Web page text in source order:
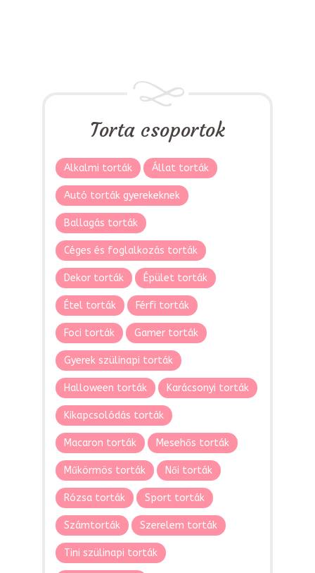
Torta csoportok
Alkalmi torták Állat torták
Autó torták gyerekeknek
Ballagás torták
Céges és foglalkozás torták
Dekor torták Épület torták
Étel torták Férfi torták
Foci torták Gamer torták
Gyerek szülinapi torták
Halloween torták Karácsonyi torták
Kikapcsolódás torták
Macaron torták Mesehős torták
Műkörmös torták Női torták
Rózsa torták Sport torták
Számtorták Szerelem torták
Tini szülinapi torták